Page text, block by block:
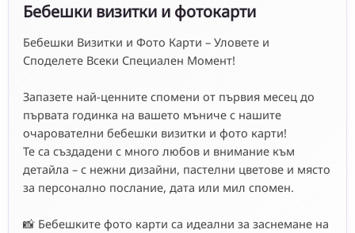
Бебешки визитки и фотокарти
Бебешки Визитки и Фото Карти – Уловете и
Споделете Всеки Специален Момент!
Запазете най-ценните спомени от първия месец до
първата годинка на вашето мъниче с нашите
очарователни бебешки визитки и фото карти!
Те са създадени с много любов и внимание към
детайла – с нежни дизайни, пастелни цветове и място
за персонално послание, дата или мил спомен.
📸 Бебешките фото карти са идеални за заснемане на